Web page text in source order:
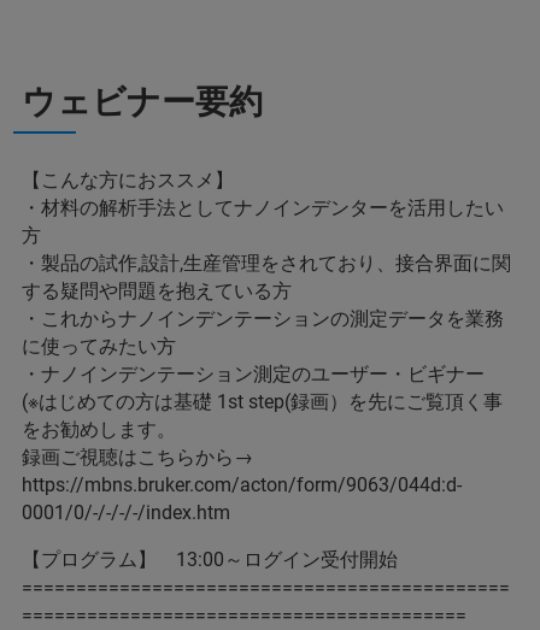
ウェビナー要約
【こんな方におススメ】
・材料の解析手法としてナノインデンターを活用したい
方
・製品の試作,設計,生産管理をされており、接合界面に関
する疑問や問題を抱えている方
・これからナノインデンテーションの測定データを業務
に使ってみたい方
・ナノインデンテーション測定のユーザー・ビギナー
(※はじめての方は基礎 1st step(録画）を先にご覧頂く事
をお勧めします。
録画ご視聴はこちらから→
https://mbns.bruker.com/acton/form/9063/044d:d-
0001/0/-/-/-/-/index.htm
【プログラム】 13:00～ログイン受付開始
=============================================
=========================================